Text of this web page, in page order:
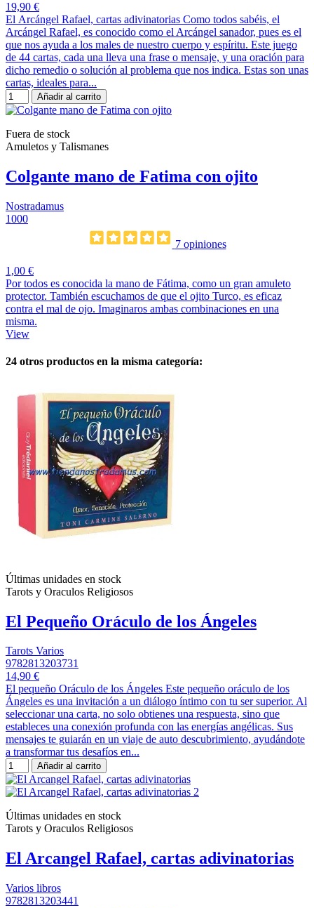
19,90 €
El Arcángel Rafael, cartas adivinatorias Como todos sabéis, el
Arcángel Rafael, es conocido como el Arcángel sanador, pues es el
que nos ayuda a los males de nuestro cuerpo y espíritu. Este juego
de 44 cartas, cada una lleva una frase o mensaje, y una oración para
dicho remedio o solución al problema que nos indica. Estas son unas
cartas, ideales para...
Añadir al carrito
Fuera de stock
Amuletos y Talismanes
Colgante mano de Fatima con ojito
Nostradamus
1000
7 opiniones
1,00 €
Por todos es conocida la mano de Fátima, como un gran amuleto
protector. También escuchamos de que el ojito Turco, es eficaz
contra el mal de ojo. Imaginaros ambas combinaciones en una
misma.
View
24 otros productos en la misma categoría:
Últimas unidades en stock
Tarots y Oraculos Religiosos
El Pequeño Oráculo de los Ángeles
Tarots Varios
9782813203731
14,90 €
El pequeño Oráculo de los Ángeles Este pequeño oráculo de los
Ángeles es una invitación a un diálogo íntimo con tu ser superior. Al
seleccionar una carta, no solo obtienes una respuesta, sino que
estableces una conexión profunda con las energías angélicas. Sus
mensajes te guiarán en un viaje de auto descubrimiento, ayudándote
a transformar tus desafíos en...
Añadir al carrito
Últimas unidades en stock
Tarots y Oraculos Religiosos
El Arcangel Rafael, cartas adivinatorias
Varios libros
9782813203441